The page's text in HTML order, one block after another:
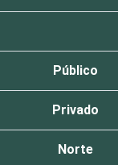
Público
Privado
Norte